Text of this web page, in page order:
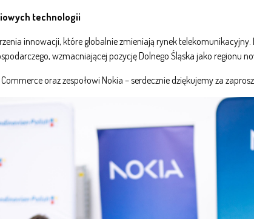
technologii
innowacji, które globalnie zmieniają rynek
wzmacniającej pozycję Dolnego Śląska jako regionu
oraz zespołowi Nokia – serdecznie dziękujemy za